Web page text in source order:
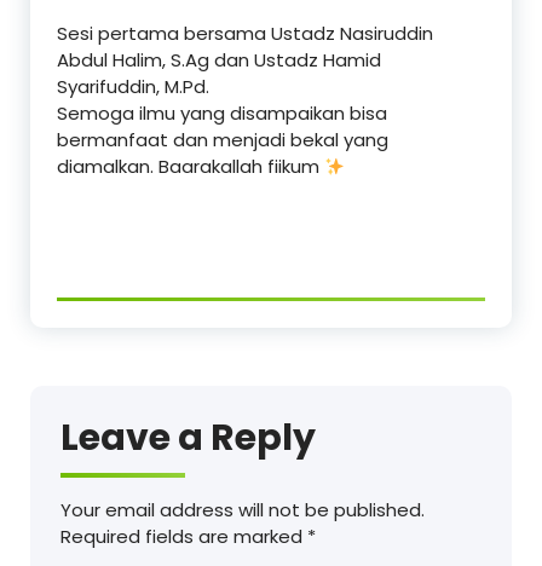
Sesi pertama bersama Ustadz Nasiruddin
Abdul Halim, S.Ag dan Ustadz Hamid
Syarifuddin, M.Pd.
Semoga ilmu yang disampaikan bisa
bermanfaat dan menjadi bekal yang
diamalkan. Baarakallah fiikum
Leave a Reply
Your email address will not be published.
Required fields are marked *